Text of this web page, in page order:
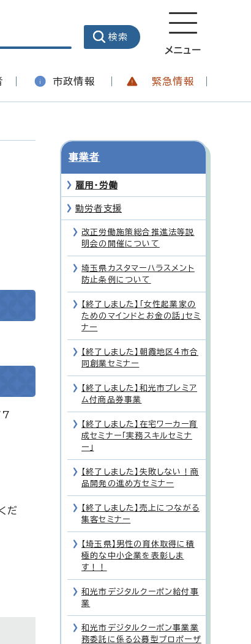
メニュー
市政情報 緊急情報
だ
事業者
雇用・労働
勤労者支援
改正労働施策総合推進法等説
明会の開催について
埼玉県カスタマーハラスメント
防止条例について
【終了しました】「女性起業家の
ためのマインドとお金の話」セミ
ナー
【終了しました】朝霞地区4市合
同創業セミナー
【終了しました】和光市プレミア
ム付商品券事業
【終了しました】在宅ワーカー育
成セミナー「実務スキルセミナ
ー」
【終了しました】失敗しない！商
品開発の進め方セミナー
【終了しました】売上につながる
集客セミナー
【埼玉県】男性の育休取得に積
極的な中小企業を表彰しま
す！！
和光市デジタルクーポン給付事
業
和光市デジタルクーポン事業業
務委託に係る公募型プロポーザ